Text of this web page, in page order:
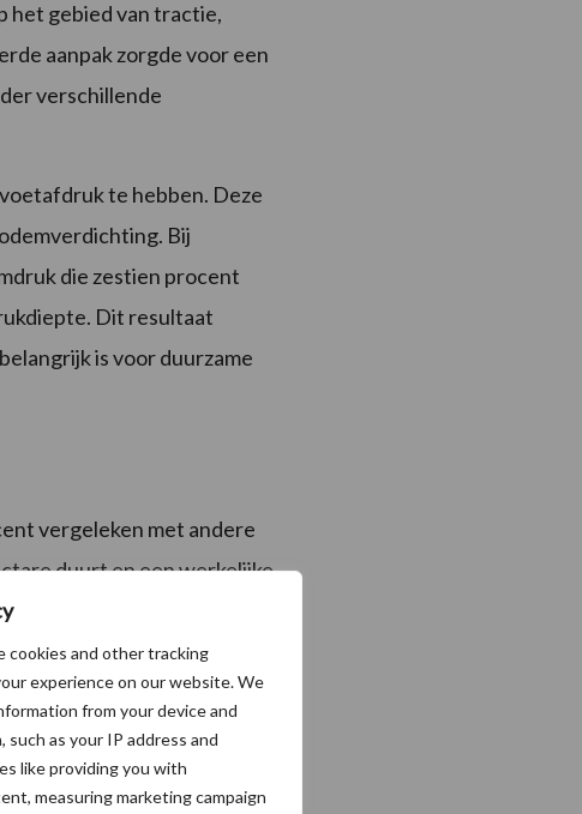
cookies and other tracking
experience on our website. We
from your device and
as your IP address and
like providing you with
measuring marketing campaign
het gebied van tractie,
aanpak zorgde voor een
verschillende
te hebben. Deze
Bij
die zestien procent
Dit resultaat
is voor duurzame
vergeleken met andere
duurt en een werkelijke
Met andere
per tractor. Als de
een jaar, wordt het
apparatuur gebruiken.